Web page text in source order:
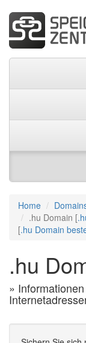
Home
.hu Domain [
[.hu Domain
.hu
»